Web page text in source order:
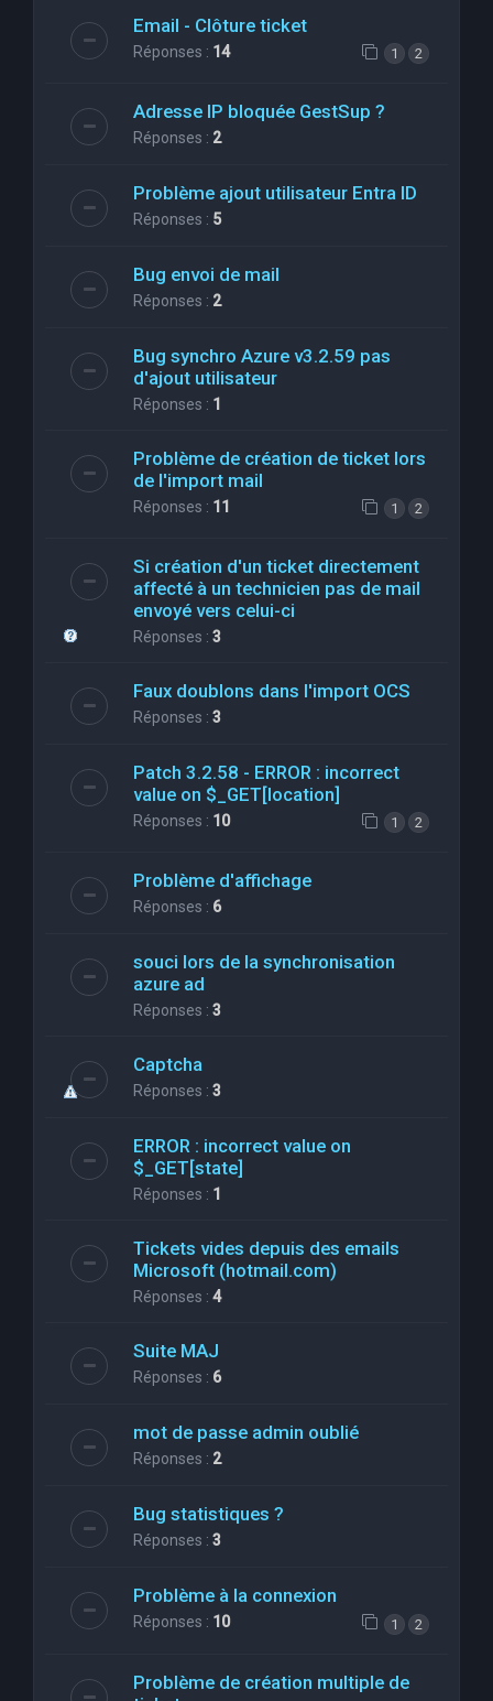
Email - Clôture ticket
Réponses : 14 1 2
Adresse IP bloquée GestSup ?
Réponses : 2
Problème ajout utilisateur Entra ID
Réponses : 5
Bug envoi de mail
Réponses : 2
Bug synchro Azure v3.2.59 pas
d'ajout utilisateur
Réponses : 1
Problème de création de ticket lors
de l'import mail
Réponses : 11 1 2
Si création d'un ticket directement
affecté à un technicien pas de mail
envoyé vers celui-ci
Réponses : 3
Faux doublons dans l'import OCS
Réponses : 3
Patch 3.2.58 - ERROR : incorrect
value on $_GET[location]
Réponses : 10 1 2
Problème d'affichage
Réponses : 6
souci lors de la synchronisation
azure ad
Réponses : 3
Captcha
Réponses : 3
ERROR : incorrect value on
$_GET[state]
Réponses : 1
Tickets vides depuis des emails
Microsoft (hotmail.com)
Réponses : 4
Suite MAJ
Réponses : 6
mot de passe admin oublié
Réponses : 2
Bug statistiques ?
Réponses : 3
Problème à la connexion
Réponses : 10 1 2
Problème de création multiple de